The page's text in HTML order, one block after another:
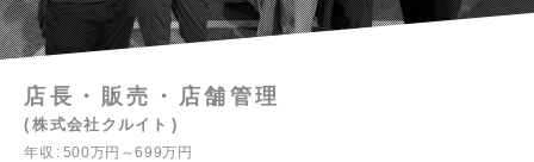
店長・販売・店舗管理
株式会社クルイト
年収
500万円～699万円